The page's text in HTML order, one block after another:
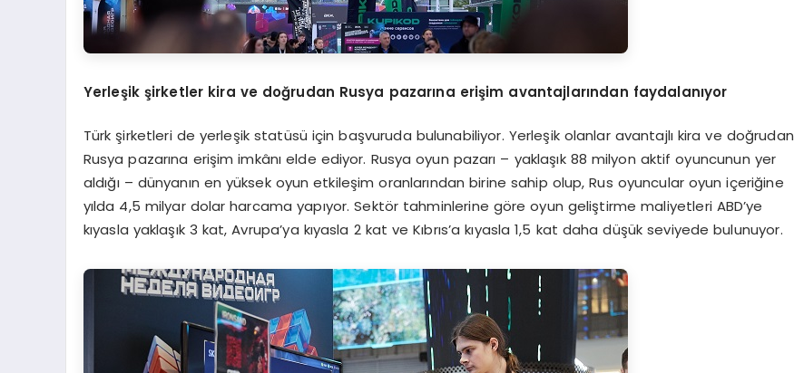
Yerleşik şirketler kira ve doğrudan Rusya pazarına erişim avantajlarından faydalanıyor
Türk şirketleri de yerleşik statüsü için başvuruda bulunabiliyor. Yerleşik olanlar avantajlı kira ve doğrudan
Rusya pazarına erişim imkânı elde ediyor. Rusya oyun pazarı – yaklaşık 88 milyon aktif oyuncunun yer
aldığı – dünyanın en yüksek oyun etkileşim oranlarından birine sahip olup, Rus oyuncular oyun içeriğine
yılda 4,5 milyar dolar harcama yapıyor. Sektör tahminlerine göre oyun geliştirme maliyetleri ABD’ye
kıyasla yaklaşık 3 kat, Avrupa’ya kıyasla 2 kat ve Kıbrıs’a kıyasla 1,5 kat daha düşük seviyede bulunuyor.